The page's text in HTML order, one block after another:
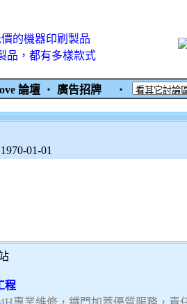
的機器印刷製品
品，都有多樣款式
論壇 ‧ 廣告招牌 ‧
1970-01-01
站
程